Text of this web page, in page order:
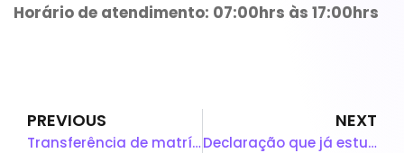
Horário de atendimento: 07:00hrs às 17:00hrs
PREVIOUS
Transferência de matrícula
NEXT
Declaração que já estudou nesta unidade escolar